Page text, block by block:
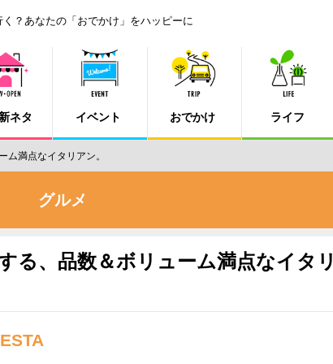
？あなたの「おでかけ」をハッピーに
ネタ イベント おでかけ ライフ
ム満点なイタリアン。
グルメ
る、品数＆ボリューム満点なイタリ